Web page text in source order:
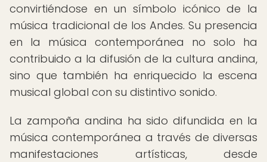
convirtiéndose en un símbolo icónico de la
música tradicional de los Andes. Su presencia
en la música contemporánea no solo ha
contribuido a la difusión de la cultura andina,
sino que también ha enriquecido la escena
musical global con su distintivo sonido.
La zampoña andina ha sido difundida en la
música contemporánea a través de diversas
manifestaciones artísticas, desde